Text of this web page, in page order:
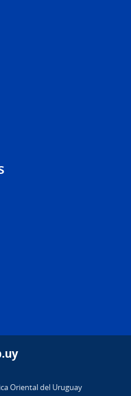
Oriental del Uruguay